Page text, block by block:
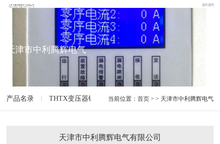
天津市中利腾辉电气
产品名录 THTX变压器铁芯夹件接地监测装置 THSP-II变压器
当前位置： 首页> > 天津市中利腾辉电气
天津市中利腾辉电气有限公司